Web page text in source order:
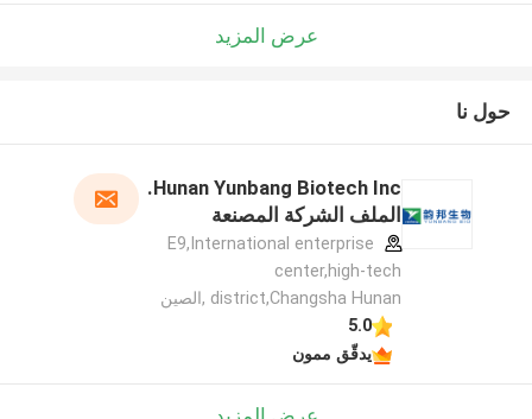
عرض المزيد
حول نا
Hunan Yunbang Biotech Inc.
الملف الشركة المصنعة
E9,International enterprise
center,high-tech
district,Changsha Hunan ,الصين
5.0
يدقّق ممون